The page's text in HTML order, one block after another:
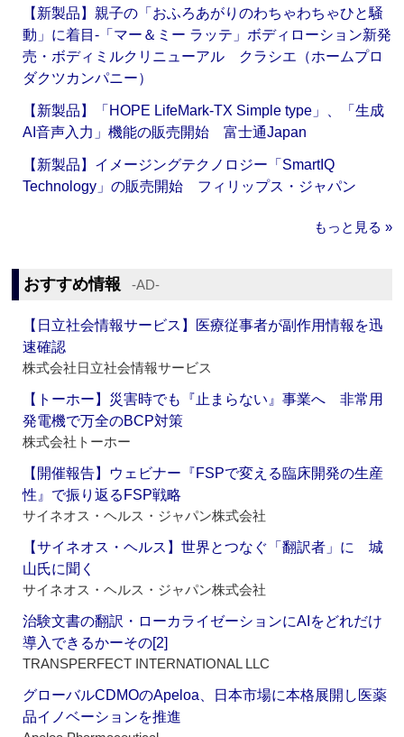
【新製品】親子の「おふろあがりのわちゃわちゃひと騒
動」に着目‐「マー＆ミー ラッテ」ボディローション新発
売・ボディミルクリニューアル クラシエ（ホームプロ
ダクツカンパニー）
【新製品】「HOPE LifeMark-TX Simple type」、「生成
AI音声入力」機能の販売開始 富士通Japan
【新製品】イメージングテクノロジー「SmartIQ
Technology」の販売開始 フィリップス・ジャパン
もっと見る »
おすすめ情報 ‐AD‐
【日立社会情報サービス】医療従事者が副作用情報を迅
速確認
株式会社日立社会情報サービス
【トーホー】災害時でも『止まらない』事業へ 非常用
発電機で万全のBCP対策
株式会社トーホー
【開催報告】ウェビナー『FSPで変える臨床開発の生産
性』で振り返るFSP戦略
サイネオス・ヘルス・ジャパン株式会社
【サイネオス・ヘルス】世界とつなぐ「翻訳者」に 城
山氏に聞く
サイネオス・ヘルス・ジャパン株式会社
治験文書の翻訳・ローカライゼーションにAIをどれだけ
導入できるかーその[2]
TRANSPERFECT INTERNATIONAL LLC
グローバルCDMOのApeloa、日本市場に本格展開し医薬
品イノベーションを推進